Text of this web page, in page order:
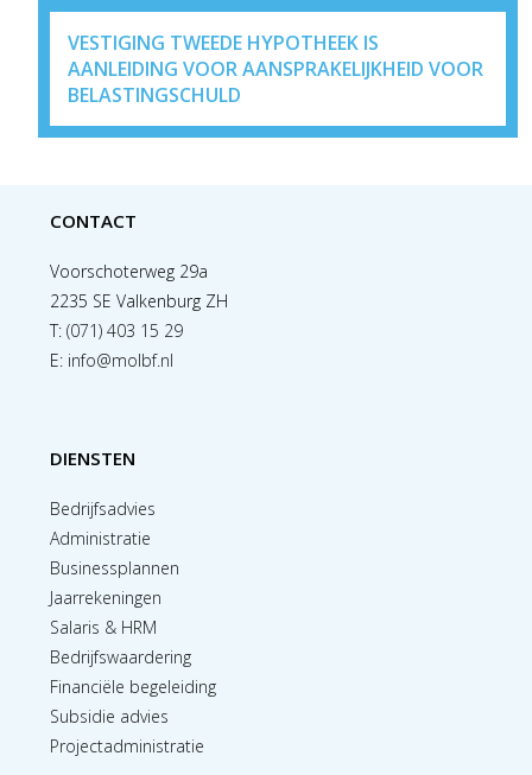
VESTIGING TWEEDE HYPOTHEEK IS
AANLEIDING VOOR AANSPRAKELIJKHEID VOOR
BELASTINGSCHULD
CONTACT
Voorschoterweg 29a
2235 SE Valkenburg ZH
T:(071) 403 15 29
E: info@molbf.nl
DIENSTEN
Bedrijfsadvies
Administratie
Businessplannen
Jaarrekeningen
Salaris & HRM
Bedrijfswaardering
Financiële begeleiding
Subsidie advies
Projectadministratie